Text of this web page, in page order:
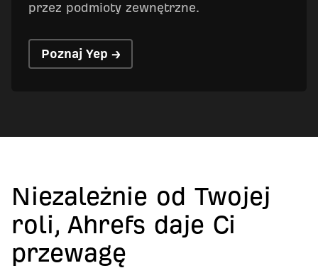
przez podmioty zewnętrzne.
Poznaj Yep →
Niezależnie od Twojej
roli, Ahrefs daje Ci
przewagę